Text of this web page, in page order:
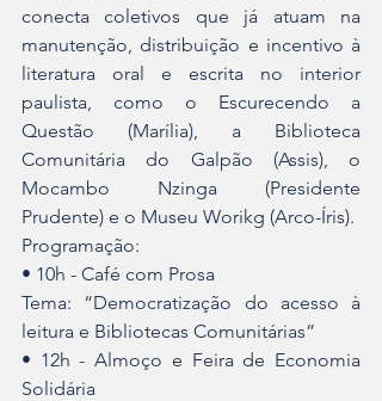
conecta coletivos que já atuam na
manutenção, distribuição e incentivo à
literatura oral e escrita no interior
paulista, como o Escurecendo a
Questão (Marília), a Biblioteca
Comunitária do Galpão (Assis), o
Mocambo Nzinga (Presidente
Prudente) e o Museu Worikg (Arco-Íris).
Programação:
• 10h - Café com Prosa
Tema: “Democratização do acesso à
leitura e Bibliotecas Comunitárias”
• 12h - Almoço e Feira de Economia
Solidária